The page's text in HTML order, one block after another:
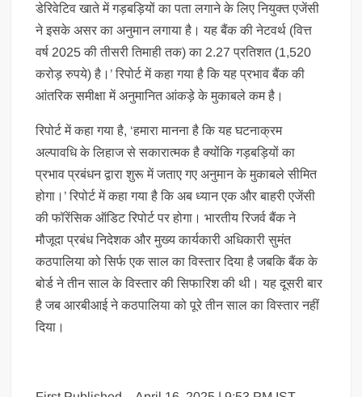
डेरिवेटिव खाते में गड़बड़ियों का पता लगाने के लिए नियुक्त एजेंसी
ने इसके असर का अनुमान लगाया है। यह बैंक की नेटवर्थ (वित्त
वर्ष 2025 की तीसरी तिमाही तक) का 2.27 प्रतिशत (1,520
करोड़ रुपये) है।’ रिपोर्ट में कहा गया है कि यह प्रभाव बैंक की
आंतरिक समीक्षा में अनुमानित आंकड़े के मुकाबले कम है।
रिपोर्ट में कहा गया है, ‘हमारा मानना है कि यह घटनाक्रम
अल्पावधि के लिहाज से सकारात्मक है क्योंकि गड़बड़ियों का
प्रभाव प्रबंधन द्वारा शुरू में जताए गए अनुमान के मुकाबले सीमित
होगा।’ रिपोर्ट में कहा गया है कि अब ध्यान एक और बाहरी एजेंसी
की फॉरेंसिक ऑडिट रिपोर्ट पर होगा। भारतीय रिजर्व बैंक ने
मौजूदा प्रबंध निदेशक और मुख्य कार्यकारी अधिकारी सुमंत
कठपालिया को सिर्फ एक साल का विस्तार दिया है जबकि बैंक के
बोर्ड ने तीन साल के विस्तार की सिफारिश की थी। यह दूसरी बार
है जब आरबीआई ने कठपालिया को पूरे तीन साल का विस्तार नहीं
दिया।